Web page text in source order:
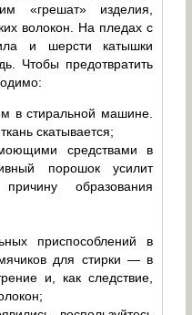
«грешат» изделия,
волокон. На пледах с
и шерсти катышки
Чтобы предотвратить
в стиральной машине.
скатывается;
средствами в
порошок усилит
образования
приспособлений в
для стирки — в
и, как следствие,